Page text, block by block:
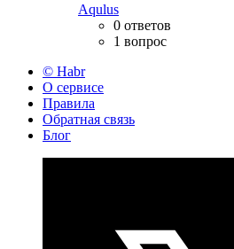
Aqulus
0 ответов
1 вопрос
© Habr
О сервисе
Правила
Обратная связь
Блог